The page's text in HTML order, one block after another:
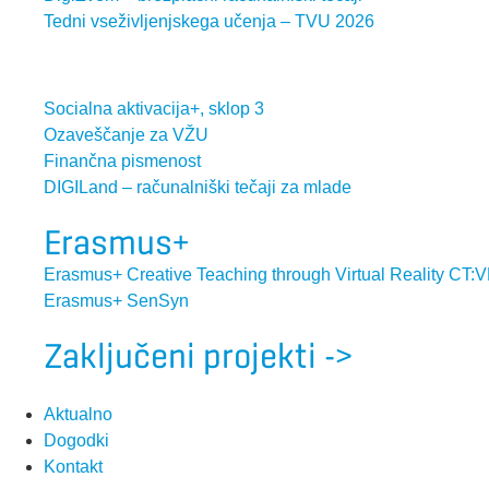
Tedni vseživljenjskega učenja – TVU 2026
Socialna aktivacija+, sklop 3
Ozaveščanje za VŽU
Finančna pismenost
DIGILand – računalniški tečaji za mlade
Erasmus+
Erasmus+ Creative Teaching through Virtual Reality
Erasmus+ SenSyn
Zaključeni projekti ->
Aktualno
Dogodki
Kontakt